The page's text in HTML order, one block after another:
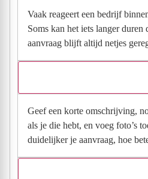
Vaak reageert een bedrijf
Soms kan het iets langer duren
aanvraag blijft altijd netjes
Geef een korte omschrijving,
als je die hebt, en voeg foto’s
duidelijker je aanvraag, hoe